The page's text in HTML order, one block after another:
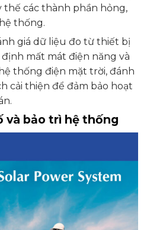
thế các thành phần hỏng,
thống.
giá dữ liệu đo từ thiết bị
mất mát điện năng và
thống điện mặt trời, đánh
cải thiện để đảm bảo hoạt
và bảo trì hệ thống